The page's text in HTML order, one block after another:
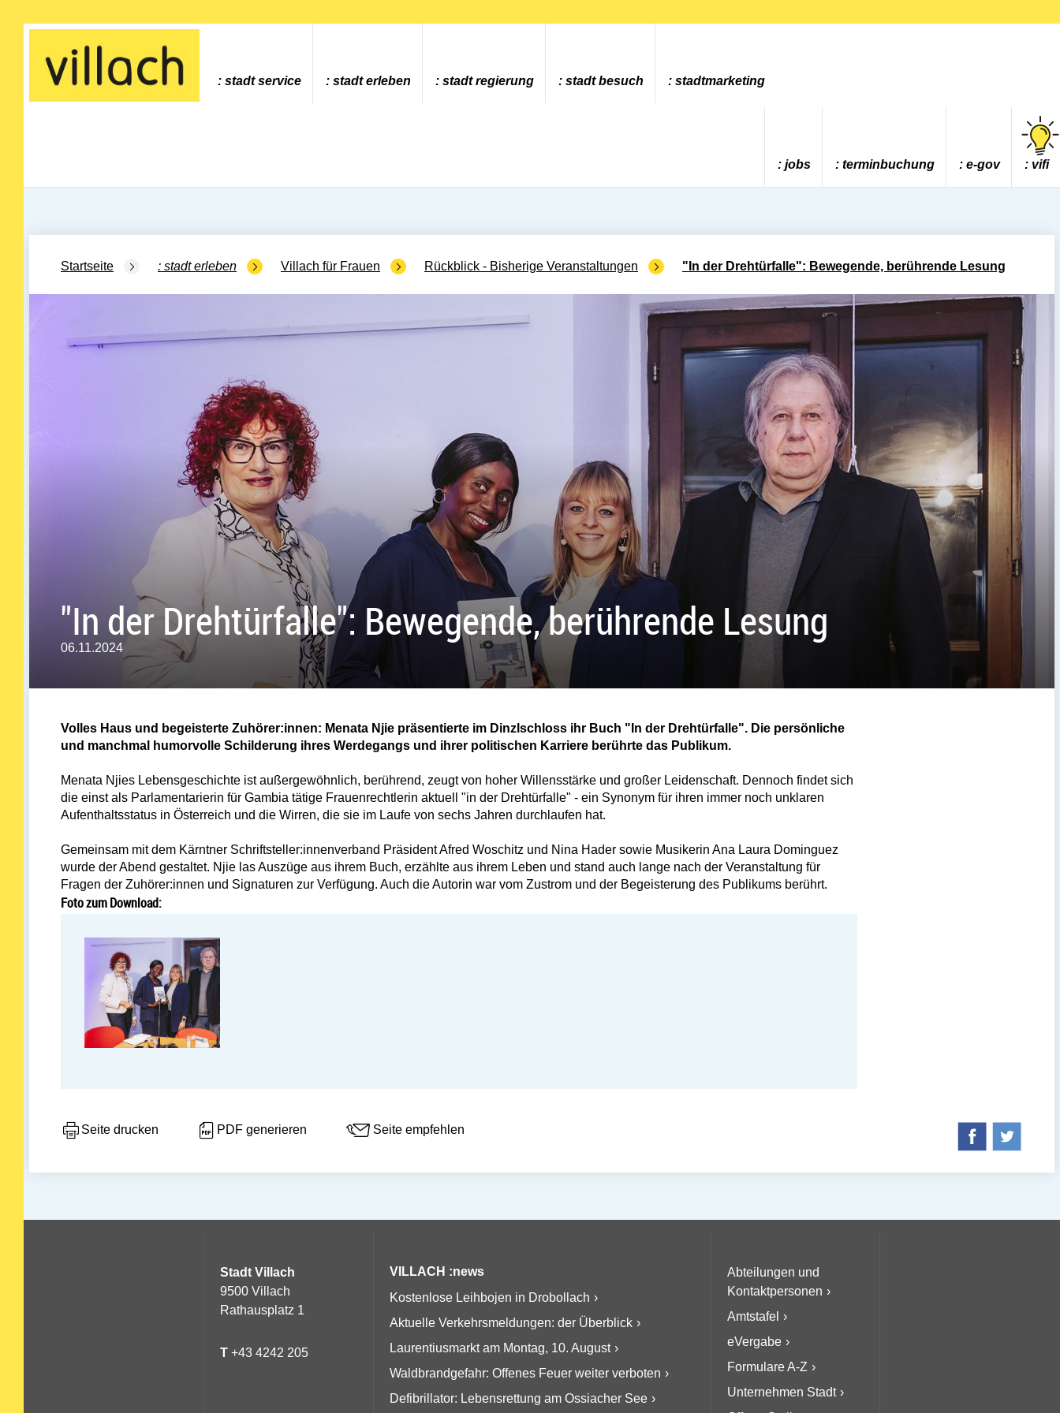
Gehe zur Startseite
stadt service stadt erleben stadt regierung stadt besuch stadtmarketing
jobs terminbuchung e-gov vifi
Startseite stadt erleben Villach für Frauen Rückblick - Bisherige Veranstaltungen "In der Drehtürfalle": Bewegende, berührende Lesung
"In der Drehtürfalle": Bewegende, berührende Lesung
06.11.2024
Volles Haus und begeisterte Zuhörer:innen: Menata Njie präsentierte im Dinzlschloss ihr Buch "In der Drehtürfalle". Die persönliche
und manchmal humorvolle Schilderung ihres Werdegangs und ihrer politischen Karriere berührte das Publikum.
Menata Njies Lebensgeschichte ist außergewöhnlich, berührend, zeugt von hoher Willensstärke und großer Leidenschaft. Dennoch findet sich
die einst als Parlamentarierin für Gambia tätige Frauenrechtlerin aktuell "in der Drehtürfalle" - ein Synonym für ihren immer noch unklaren
Aufenthaltsstatus in Österreich und die Wirren, die sie im Laufe von sechs Jahren durchlaufen hat.
Gemeinsam mit dem Kärntner Schriftsteller:innenverband Präsident Afred Woschitz und Nina Hader sowie Musikerin Ana Laura Dominguez
wurde der Abend gestaltet. Njie las Auszüge aus ihrem Buch, erzählte aus ihrem Leben und stand auch lange nach der Veranstaltung für
Fragen der Zuhörer:innen und Signaturen zur Verfügung. Auch die Autorin war vom Zustrom und der Begeisterung des Publikums berührt.
Foto zum Download:
Seite drucken PDF generieren Seite empfehlen
Stadt Villach
9500 Villach
Rathausplatz 1
T +43 4242 205
VILLACH :news
Kostenlose Leihbojen in Drobollach
Aktuelle Verkehrsmeldungen: der Überblick
Laurentiusmarkt am Montag, 10. August
Waldbrandgefahr: Offenes Feuer weiter verboten
Defibrillator: Lebensrettung am Ossiacher See
Abteilungen und
Kontaktpersonen
Amtstafel
eVergabe
Formulare A-Z
Unternehmen Stadt